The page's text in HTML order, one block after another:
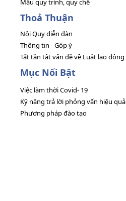
Mẫu quy trình, quy chế
Thoả Thuận
Nội Quy diễn đàn
Thông tin - Góp ý
Tất tần tật vấn đề về Luật lao động
Mục Nổi Bật
Việc làm thời Covid- 19
Kỹ năng trả lời phỏng vấn hiệu quả
Phương pháp đào tạo